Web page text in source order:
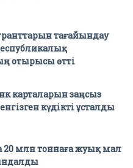
тағайындау
отырысы өтті
карталарын заңсыз
күдікті ұсталды
20 млн тоннаға жуық мал